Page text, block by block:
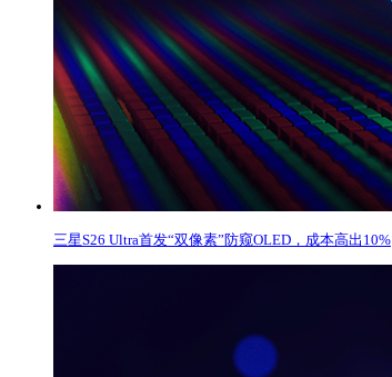
三星S26 Ultra首发“双像素”防窥OLED，成本高出10%